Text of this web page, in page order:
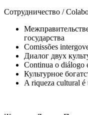
Сотрудничество /
государства
Comissões
Диалог двух
Continua o diálogo
Культурное
A riqueza cultural é